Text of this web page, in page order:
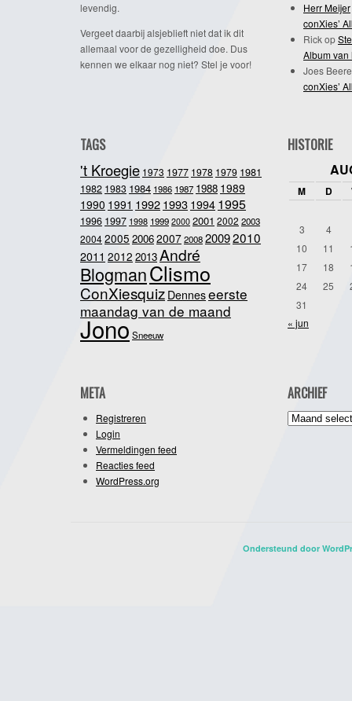
levendig.
Vergeet daarbij alsjeblieft niet dat ik dit
allemaal voor de gezelligheid doe. Dus
kennen we elkaar nog niet? Stel je voor!
Herr Meijer
conXies’
Rickop
Album van
Joes
conXies’
TAGS
't Kroegie 1973 1977 1978 1979 1981
1982 1983 1984 1986 1987 1988 1989
1990 1991 19921993 1994 1995
1996 1997 1998 1999 2000 2001 2002 2003
20042005 20062007200820092010
2011 2012 2013André
BlogmanClismo
ConXiesquiz Denneseerste
maandag van de maand
JonoSneeuw
HISTORIE
M D
3
4
10
11
17
18
24
25
31
« jun
META
Registreren
Login
Vermeldingen feed
Reacties feed
WordPress.org
ARCHIEF
Archief
Ondersteund door